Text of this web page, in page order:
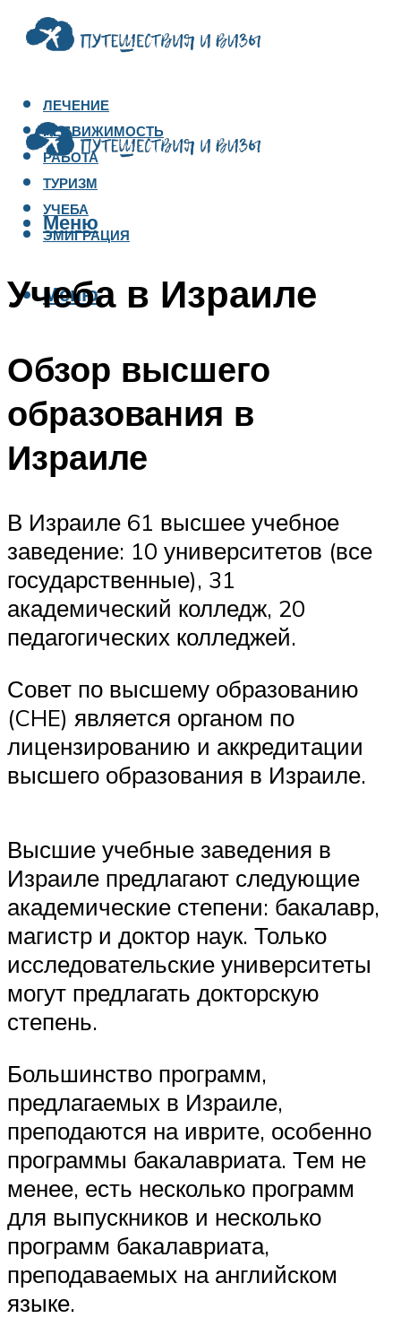
ЛЕЧЕНИЕ
НЕДВИЖИМОСТЬ
РАБОТА
ТУРИЗМ
УЧЕБА
ЭМИГРАЦИЯ
Меню
Меню
Учеба в Израиле
Обзор высшего
образования в
Израиле
В Израиле 61 высшее учебное
заведение: 10 университетов (все
государственные), 31
академический колледж, 20
педагогических колледжей.
Совет по высшему образованию
(CHE) является органом по
лицензированию и аккредитации
высшего образования в Израиле.
Высшие учебные заведения в
Израиле предлагают следующие
академические степени: бакалавр,
магистр и доктор наук. Только
исследовательские университеты
могут предлагать докторскую
степень.
Большинство программ,
предлагаемых в Израиле,
преподаются на иврите, особенно
программы бакалавриата. Тем не
менее, есть несколько программ
для выпускников и несколько
программ бакалавриата,
преподаваемых на английском
языке.